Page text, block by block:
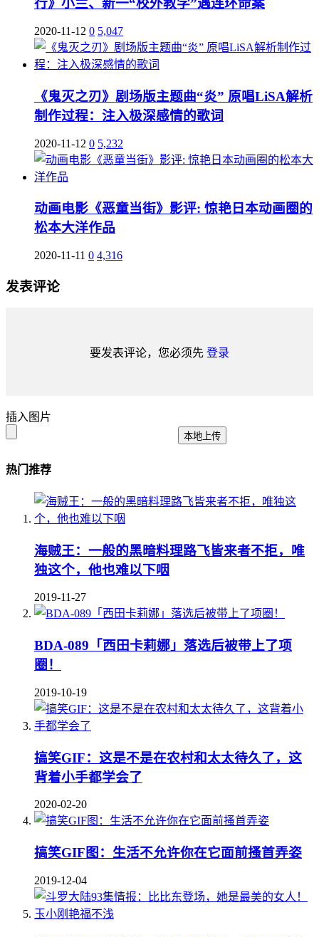
行》小兰、新一“校外教学”遇连环命案
2020-11-12 0 5,047
《鬼灭之刃》剧场版主题曲“炎” 原唱LiSA解析
制作过程：注入极深感情的歌词
2020-11-12 0 5,232
动画电影《恶童当街》影评: 惊艳日本动画圈的
松本大洋作品
2020-11-11 0 4,316
发表评论
要发表评论，您必须先 登录
插入图片
本地上传
热门推荐
海贼王：一般的黑暗料理路飞皆来者不拒，唯
独这个，他也难以下咽
2019-11-27
BDA-089「西田卡莉娜」落选后被带上了项
圈！
2019-10-19
搞笑GIF：这是不是在农村和太太待久了，这
背着小手都学会了
2020-02-20
搞笑GIF图：生活不允许你在它面前搔首弄姿
2019-12-04